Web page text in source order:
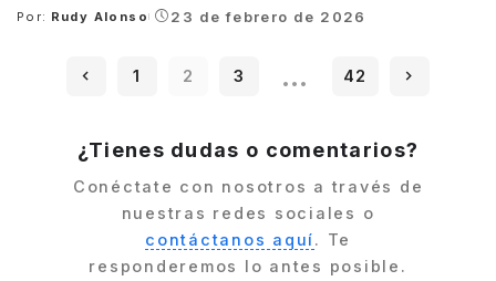
Posted
Por: Rudy Alonso 23 de febrero de 2026
1 2 3 … 42
¿Tienes dudas o comentarios?
Conéctate con nosotros a través de
nuestras redes sociales o
contáctanos aquí. Te
responderemos lo antes posible.